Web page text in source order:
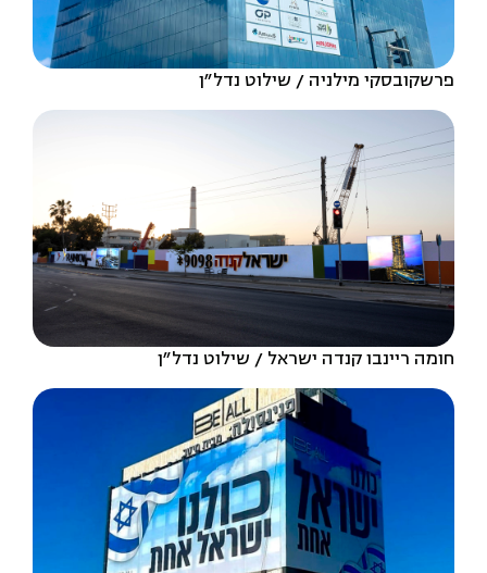
פרשקובסקי מילניה שילוט נדל״ן
חומה ריינבו קנדה ישראל שילוט נדל״ן